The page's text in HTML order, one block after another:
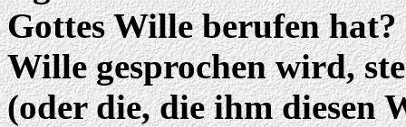
Gottes Wille berufen
Wille gesprochen wird,
(oder die, die ihm diesen